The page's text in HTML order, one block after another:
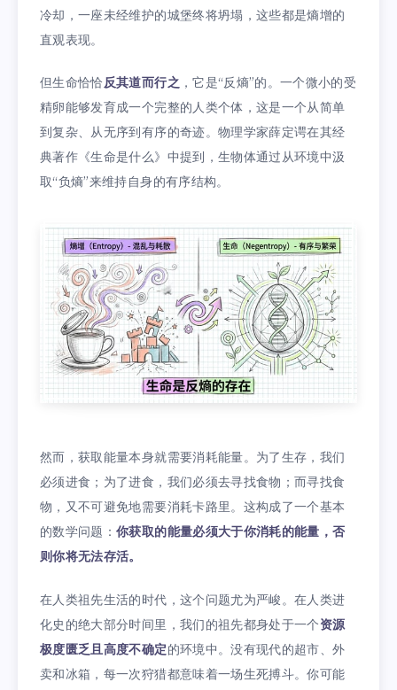
冷却，一座未经维护的城堡终将坍塌，这些都是熵增的
直观表现。
但生命恰恰反其道而行之，它是“反熵”的。一个微小的受
精卵能够发育成一个完整的人类个体，这是一个从简单
到复杂、从无序到有序的奇迹。物理学家薛定谔在其经
典著作《生命是什么》中提到，生物体通过从环境中汲
取“负熵”来维持自身的有序结构。
然而，获取能量本身就需要消耗能量。为了生存，我们
必须进食；为了进食，我们必须去寻找食物；而寻找食
物，又不可避免地需要消耗卡路里。这构成了一个基本
的数学问题：你获取的能量必须大于你消耗的能量，否
则你将无法存活。
在人类祖先生活的时代，这个问题尤为严峻。在人类进
化史的绝大部分时间里，我们的祖先都身处于一个资源
极度匮乏且高度不确定的环境中。没有现代的超市、外
卖和冰箱，每一次狩猎都意味着一场生死搏斗。你可能